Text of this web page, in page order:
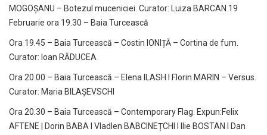
MOGOȘANU – Botezul muceniciei. Curator: Luiza BARCAN 19
Februarie ora 19.30 – Baia Turcească
Ora 19.45 – Baia Turcească – Costin IONIȚĂ – Cortina de fum.
Curator: Ioan RĂDUCEA
Ora 20.00 – Baia Turcească – Elena ILASH I Florin MARIN – Versus.
Curator: Maria BILAȘEVSCHI
Ora 20.30 – Baia Turcească – Contemporary Flag. Expun:Felix
AFTENE | Dorin BABA I Vladlen BABCINEȚCHI I Ilie BOSTAN I Dan